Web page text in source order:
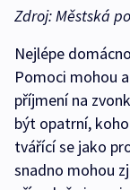
Zdroj: Městská
Nejlépe
Pomoci mohou
příjmení na
být opatrní,
tvářící se jako
snadno mohou